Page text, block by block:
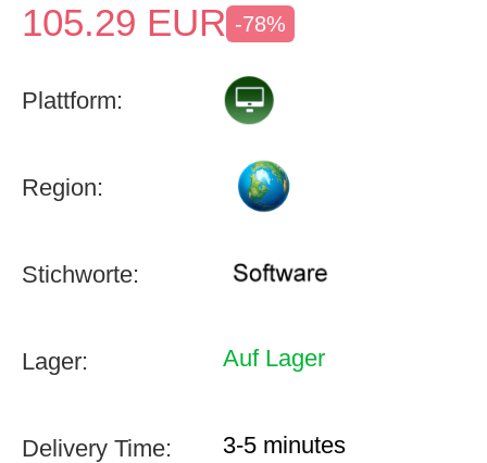
105.29 EUR -78%
Plattform:
Region:
Stichworte:
Lager: Auf Lager
Delivery Time: 3-5 minutes